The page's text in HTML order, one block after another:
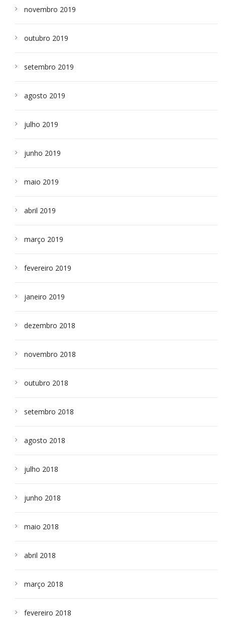
novembro 2019
outubro 2019
setembro 2019
agosto 2019
julho 2019
junho 2019
maio 2019
abril 2019
março 2019
fevereiro 2019
janeiro 2019
dezembro 2018
novembro 2018
outubro 2018
setembro 2018
agosto 2018
julho 2018
junho 2018
maio 2018
abril 2018
março 2018
fevereiro 2018